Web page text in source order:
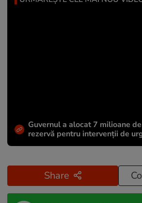
Guvernul a alocat 7 milioane
rezervă pentru intervenții de
Share